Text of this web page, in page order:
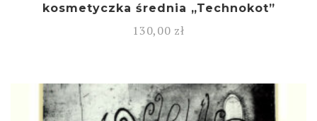
kosmetyczka średnia „Technokot”
130,00 zł